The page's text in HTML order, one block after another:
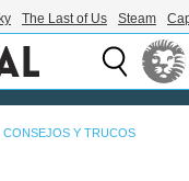
The Last of Us Steam
CONSEJOS Y TRUCOS